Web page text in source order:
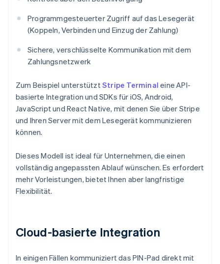
Programmgesteuerter Zugriff auf das Lesegerät
(Koppeln, Verbinden und Einzug der Zahlung)
Sichere, verschlüsselte Kommunikation mit dem
Zahlungsnetzwerk
Zum Beispiel unterstütztStripe Terminal eine API-
basierte Integration und SDKs für iOS, Android,
JavaScript und React Native, mit denen Sie über Stripe
und Ihren Server mit dem Lesegerät kommunizieren
können.
Dieses Modell ist ideal für Unternehmen, die einen
vollständig angepassten Ablauf wünschen. Es erfordert
mehr Vorleistungen, bietet Ihnen aber langfristige
Flexibilität.
Cloud-basierte Integration
In einigen Fällen kommuniziert das PIN-Pad direkt mit